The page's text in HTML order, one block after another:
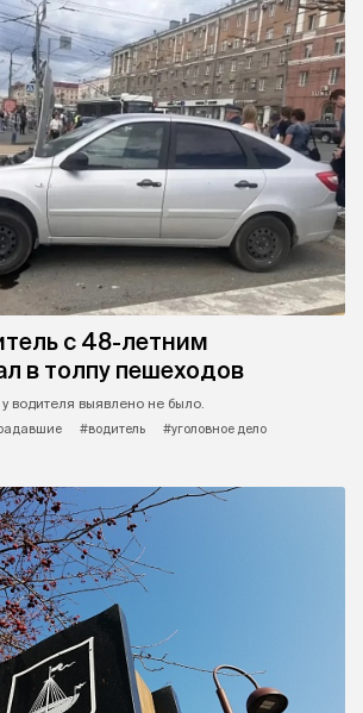
с 48-летним
в толпу пешеходов
водителя выявлено не было.
#водитель
#уголовное дело